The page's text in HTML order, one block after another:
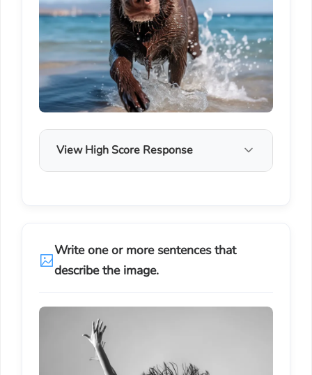
View High Score Response
Write one or more sentences that
describe the image.